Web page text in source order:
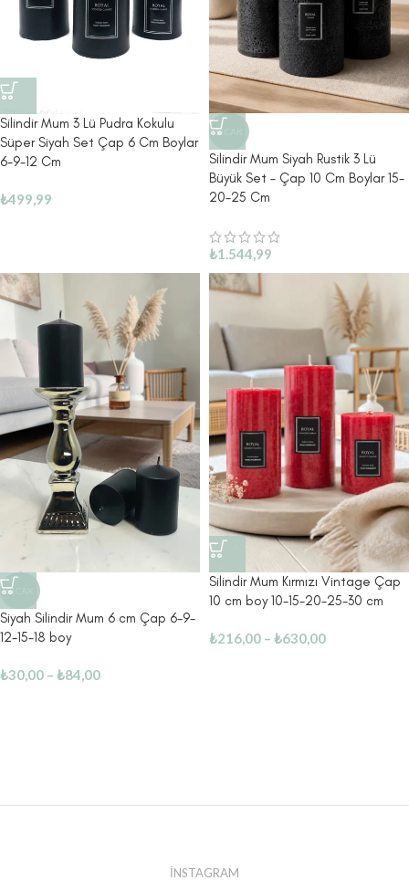
Silindir Mum 3 Lü Pudra Kokulu
Süper Siyah Set Çap 6 Cm Boylar
6-9-12 Cm
₺499,99
SICAK
Silindir Mum Siyah Rustik 3 Lü
Büyük Set – Çap 10 Cm Boylar 15-
20-25 Cm
₺1.544,99
SICAK
Siyah Silindir Mum 6 cm Çap 6-9-
12-15-18 boy
₺30,00 – ₺84,00
Silindir Mum Kırmızı Vintage Çap
10 cm boy 10-15-20-25-30 cm
₺216,00 – ₺630,00
İNSTAGRAM